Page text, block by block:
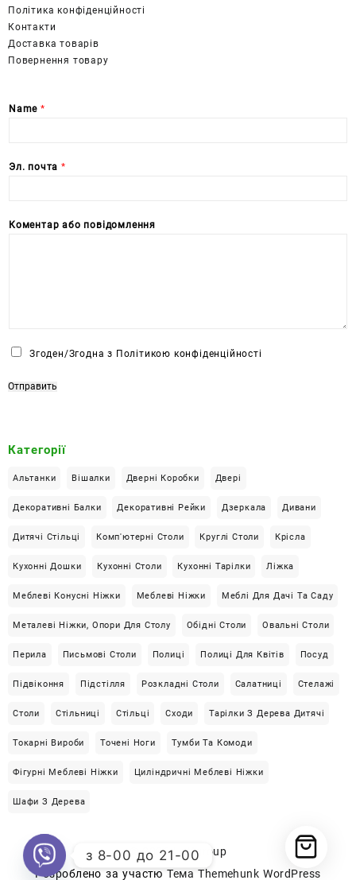
Політика конфіденційності
Контакти
Доставка товарів
Повернення товару
Name *
Эл. почта *
Коментар або повідомлення
Ч
к
с
Згоден/Згодна з Політикою конфіденційності
Отправить
Категорії
Альтанки Вішалки Дверні Коробки Двері
Декоративні Балки Декоративні Рейки Дзеркала Дивани
Дитячі Стільці Комп'ютерні Столи Круглі Столи Крісла
Кухонні Дошки Кухонні Столи Кухонні Тарілки Ліжка
Меблеві Конусні Ніжки Меблеві Ніжки Меблі Для Дачі Та Саду
Металеві Ніжки, Опори Для Столу Обідні Столи Овальні Столи
Перила Письмові Столи Полиці Полиці Для Квітів Посуд
Підвіконня Підстілля Розкладні Столи Салатниці Стелажі
Столи Стільниці Стільці Сходи Тарілки З Дерева Дитячі
Токарні Вироби Точені Ноги Тумби Та Комоди
Фігурні Меблеві Ніжки Циліндричні Меблеві Ніжки
Шафи З Дерева
© 2026 Loftgroup
Розроблено за участю Тема Themehunk WordPress
з 8-00 до 21-00